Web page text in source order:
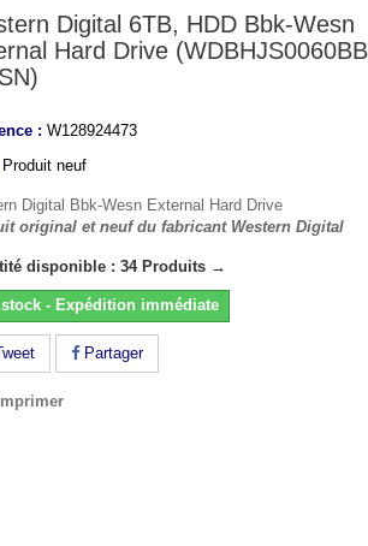
Digital 6TB, HDD Bbk-Wesn
Hard Drive
: W128924473
Produit neuf
Digital Bbk-Wesn External Hard Drive
original et neuf du fabricant Western Digital
disponible : 34 Produits →
stock - Expédition immédiate
Partager
Imprimer